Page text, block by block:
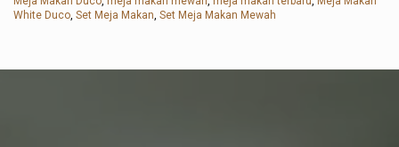
White Duco Set Meja Makan Set Meja Makan Mewah